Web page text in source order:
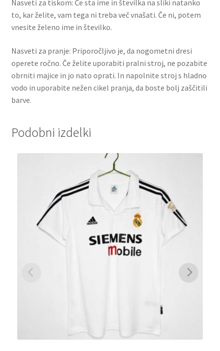
Nasveti za tiskom: Če sta ime in številka na sliki natanko
to, kar želite, vam tega ni treba več vnašati. Če ni, potem
vnesite želeno ime in številko.
Nasveti za pranje: Priporočljivo je, da nogometni dresi
operete ročno. Če želite uporabiti pralni stroj, ne pozabite
obrniti majice in jo nato oprati. In napolnite stroj s hladno
vodo in uporabite nežen cikel pranja, da boste bolj zaščitili
barve.
Podobni izdelki